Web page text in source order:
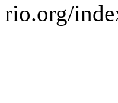
rio.org/